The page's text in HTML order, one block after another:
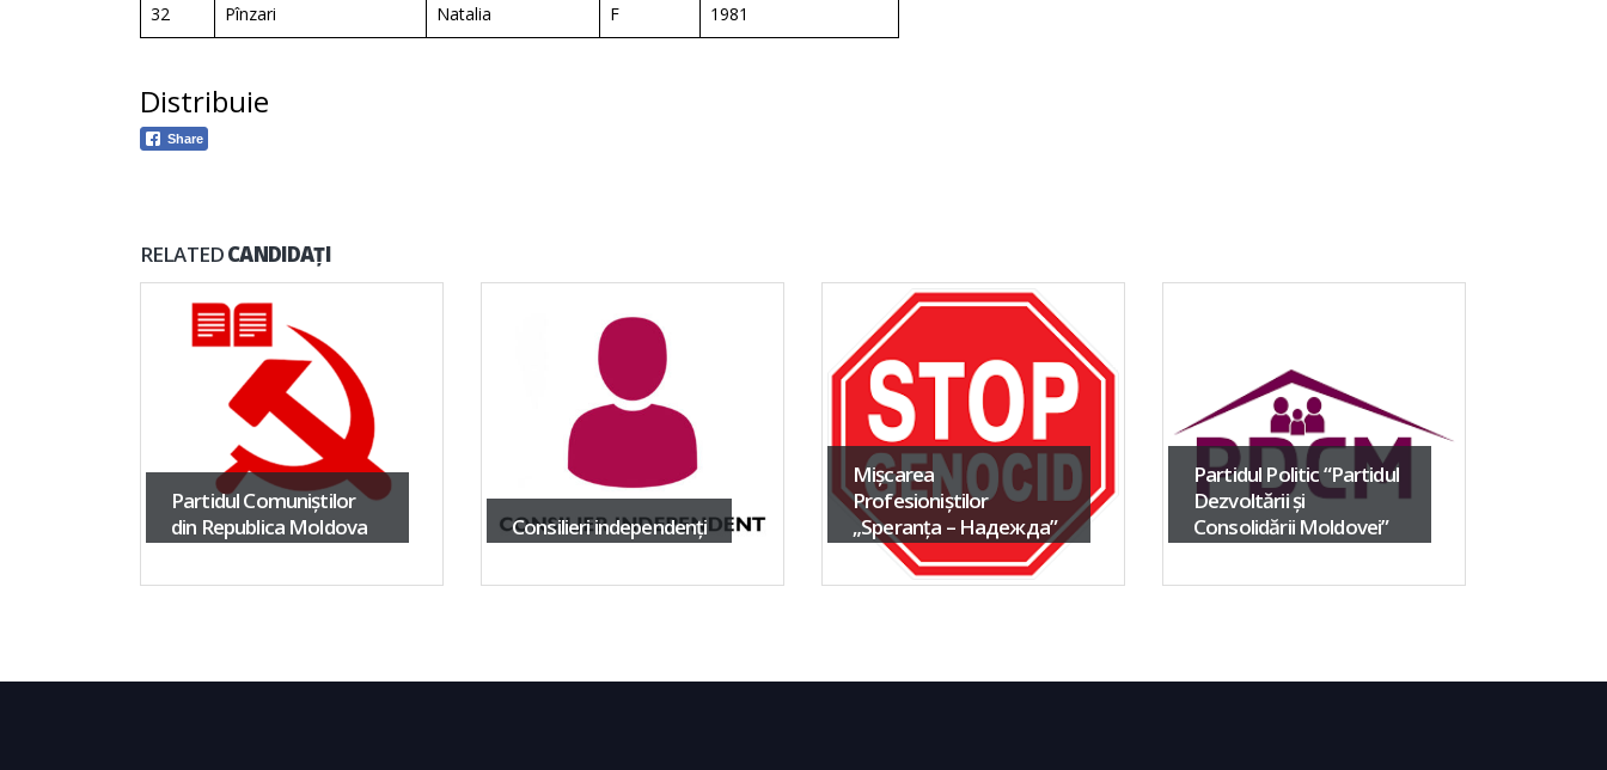
32 Pînzari Natalia F 1981
Distribuie
Share
RELATEDCANDIDAȚI
Partidul Comuniștilor
din Republica Moldova
Consilieri independenți
Mişcarea
Profesioniştilor
„Speranţa – Надежда”
Partidul Politic “Partidul
Dezvoltării și
Consolidării Moldovei”